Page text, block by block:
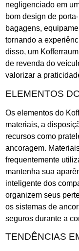
negligenciado em
bom design de
bagagens,
tornando a
disso, um
de revenda do
valorizar a
ELEMENTOS
Os elementos do
materiais, a
recursos como
ancoragem.
frequentemente
mantenha sua
inteligente dos
organizem seus
os sistemas de
seguros durante a
TENDÊNCIAS